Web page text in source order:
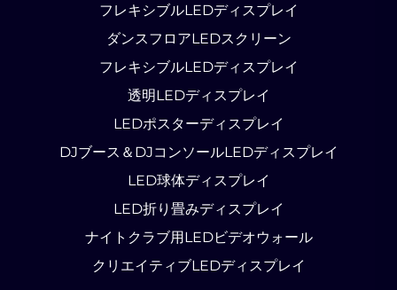
フレキシブルLEDディスプレイ
ダンスフロアLEDスクリーン
フレキシブルLEDディスプレイ
透明LEDディスプレイ
LEDポスターディスプレイ
DJブース＆DJコンソールLEDディスプレイ
LED球体ディスプレイ
LED折り畳みディスプレイ
ナイトクラブ用LEDビデオウォール
クリエイティブLEDディスプレイ